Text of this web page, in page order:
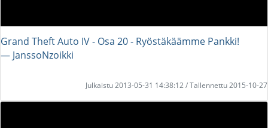
Grand Theft Auto IV - Osa 20 - Ryöstäkäämme Pankki!
― JanssoNzoikki
Julkaistu 2013-05-31 14:38:12 / Tallennettu 2015-10-27